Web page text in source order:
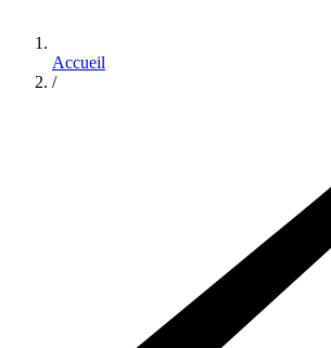
Accueil
/